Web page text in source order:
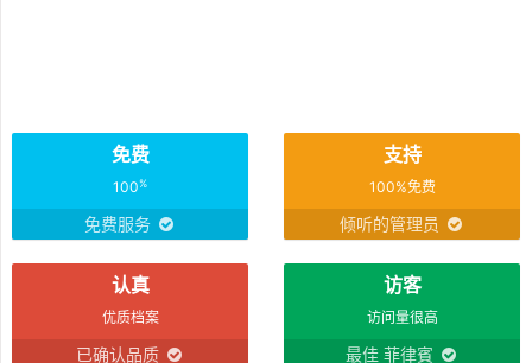
免费
100%
免费服务
支持
100%免费
倾听的管理员
认真
优质档案
已确认品质
访客
访问量很高
最佳 菲律賓